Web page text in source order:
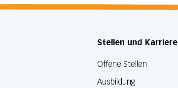
Stellen und Karriere
Offene Stellen
Ausbildung